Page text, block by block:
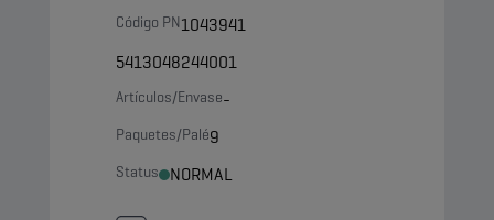
Código PN1043941
5413048244001
Artículos/Envase-
Paquetes/Palé9
Status NORMAL